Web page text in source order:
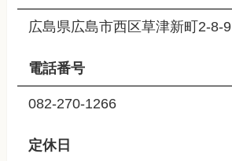
広島県広島市西区草津新町2-8-9
電話番号
082-270-1266
定休日